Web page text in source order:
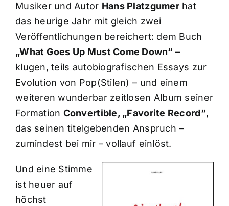
Musiker und Autor Hans Platzgumerhat
das heurige Jahr mit gleich zwei
Veröffentlichungen bereichert: dem Buch
„What Goes Up Must Come Down“ –
klugen, teils autobiografischen Essays zur
Evolution von Pop(Stilen) – und einem
weiteren wunderbar zeitlosen Album seiner
Formation Convertible, „Favorite Record“,
das seinen titelgebenden Anspruch –
zumindest bei mir – vollauf einlöst.
Und eine Stimme
ist heuer auf
höchst